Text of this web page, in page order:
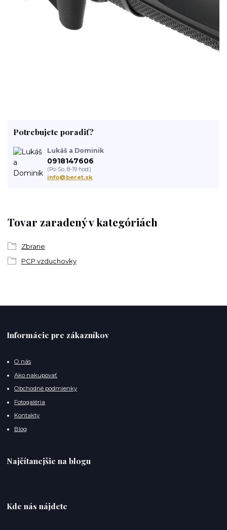
Tovar zaradený v kategóriách
Zbrane
PCP vzduchovky
Potrebujete poradiť?
Lukáš a Dominik
0918147606
(Po-So, 8-19 hod.)
info@beret.sk
Informácie pre zákazníkov
O nás
Ako nakupovať
Obchodné podmienky
Fotogaléria
Kontakty
Blog
Najčítanejšie na blogu
Kde nás nájdete